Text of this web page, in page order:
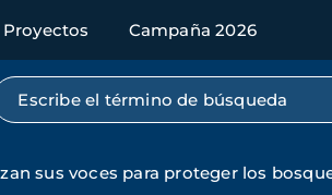
Proyectos Campaña 2026
Búsqueda por texto completo
sus voces para proteger los